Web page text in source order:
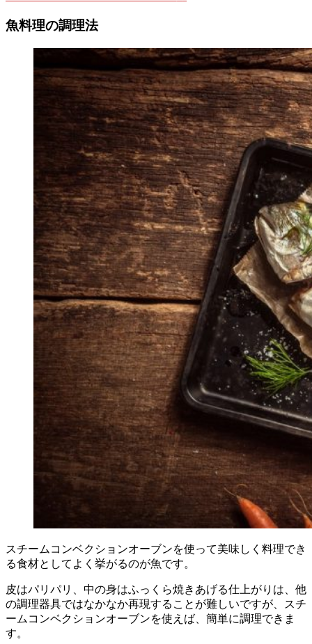
魚料理の調理法
スチームコンベクションオーブンを使って美味しく料理でき
る食材としてよく挙がるのが魚です。
皮はパリパリ、中の身はふっくら焼きあげる仕上がりは、他
の調理器具ではなかなか再現することが難しいですが、スチ
ームコンベクションオーブンを使えば、簡単に調理できま
す。